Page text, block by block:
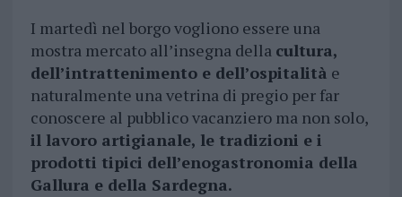
I martedì nel borgo vogliono essere una
mostra mercato all’insegna della cultura,
dell’intrattenimento e dell’ospitalità e
naturalmente una vetrina di pregio per far
conoscere al pubblico vacanziero ma non solo,
il lavoro artigianale, le tradizioni e i
prodotti tipici dell’enogastronomia della
Gallura e della Sardegna.